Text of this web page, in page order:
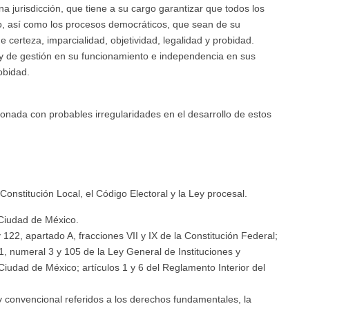
jurisdicción, que tiene a su cargo garantizar que todos los
así como los procesos democráticos, que sean de su
imparcialidad, objetividad, legalidad y probidad.
gestión en su funcionamiento e independencia en sus
con probables irregularidades en el desarrollo de estos
Local, el Código Electoral y la Ley procesal.
de México.
apartado A, fracciones VII y IX de la Constitución Federal;
numeral 3 y 105 de la Ley General de Instituciones y
de México; artículos 1 y 6 del Reglamento Interior del
referidos a los derechos fundamentales, la